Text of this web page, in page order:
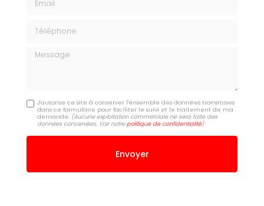
Message
J'autorise ce site à conserver l'ensemble des données transmises
dans ce formulaire pour faciliter le suivi et le traitement de ma
demande. (Aucune exploitation commerciale ne sera faite des
données concervées. Voir notrepolitique de confidentialité)